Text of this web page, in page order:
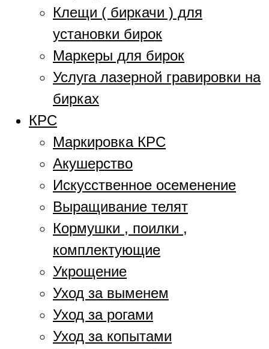
Клещи ( биркачи ) для
установки бирок
Маркеры для бирок
Услуга лазерной гравировки на
бирках
КРС
Маркировка КРС
Акушерство
Искусственное осеменение
Выращивание телят
Кормушки , поилки ,
комплектующие
Укрощение
Уход за выменем
Уход за рогами
Уход за копытами